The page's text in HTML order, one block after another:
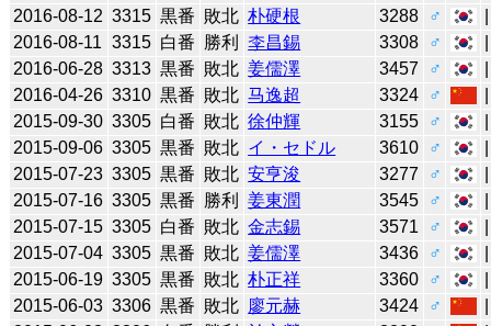
2016-08-12 3315 黒番 敗北 朴硬根 3288 ♂
2016-08-11 3315 白番 勝利 李昌錫 3308 ♂
2016-06-28 3313 黒番 敗北 姜儒澤 3457 ♂
2016-04-26 3310 黒番 敗北 马逸超 3324 ♂
2015-09-30 3305 白番 敗北 徐仲輝 3155 ♂
2015-09-06 3305 黒番 敗北 イ・セドル 3610 ♂
2015-07-23 3305 黒番 敗北 安亨浚 3277 ♂
2015-07-16 3305 黒番 勝利 姜東潤 3545 ♂
2015-07-15 3305 白番 敗北 金志錫 3571 ♂
2015-07-04 3305 黒番 敗北 姜儒澤 3436 ♂
2015-06-19 3305 黒番 敗北 朴正祥 3360 ♂
2015-06-03 3306 黒番 敗北 廖元赫 3424 ♂